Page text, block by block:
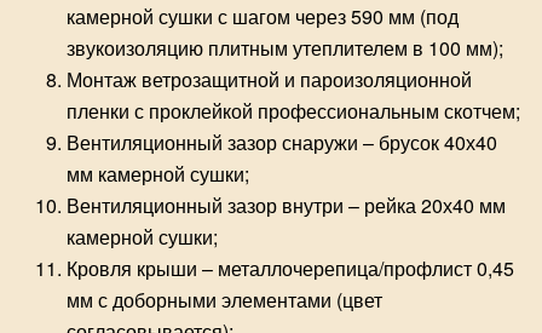
камерной сушки с шагом через 590 мм (под
звукоизоляцию плитным утеплителем в 100 мм);
Монтаж ветрозащитной и пароизоляционной
пленки с проклейкой профессиональным скотчем;
Вентиляционный зазор снаружи – брусок 40х40
мм камерной сушки;
Вентиляционный зазор внутри – рейка 20х40 мм
камерной сушки;
Кровля крыши – металлочерепица/профлист 0,45
мм с доборными элементами (цвет